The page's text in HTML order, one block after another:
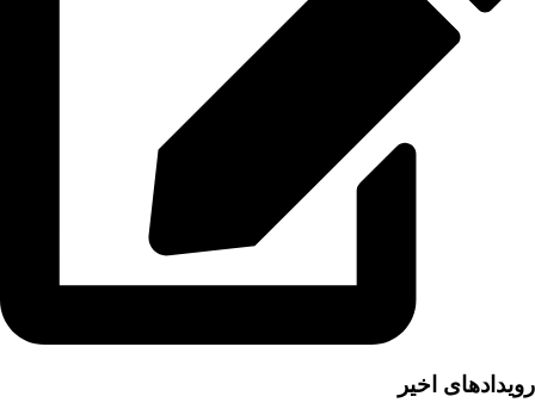
رویدادهای اخیر